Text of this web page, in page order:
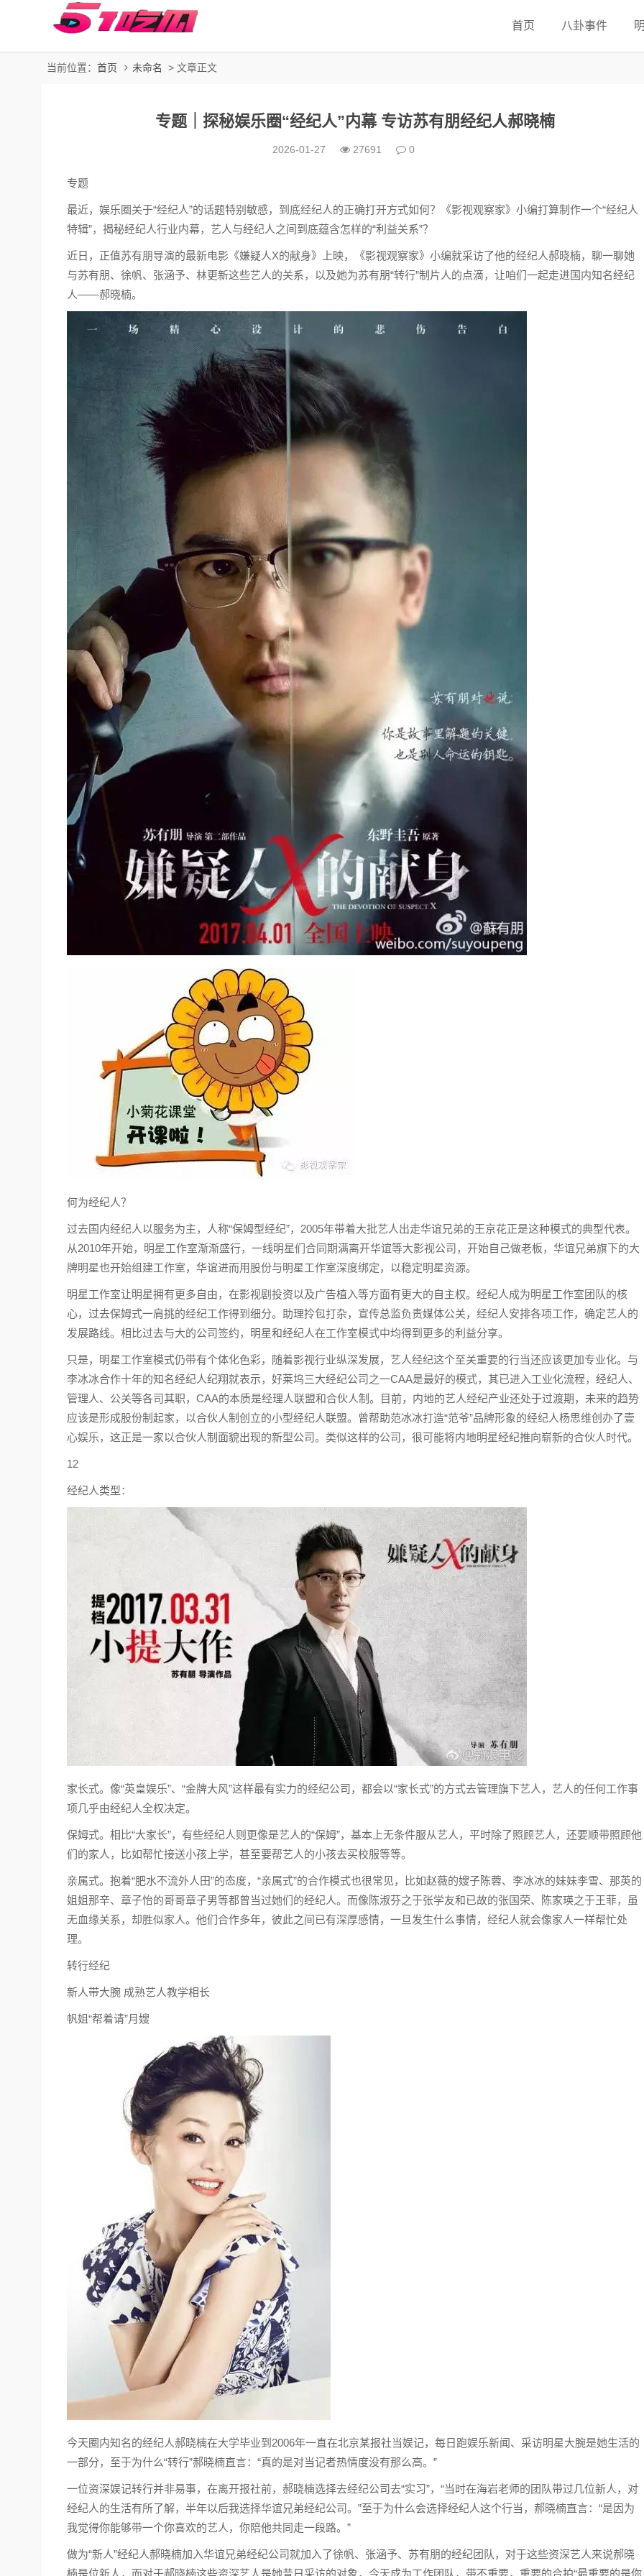
首页 八卦事件
当前位置： 首页 未命名 > 文章正文
专题｜探秘娱乐圈“经纪人”内幕 专访苏有朋经纪人郝晓楠
2026-01-27 27691 0
专题
最近，娱乐圈关于“经纪人”的话题特别敏感，到底经纪人的正确打开方式如何？《影视观察家》小编打算制作一个“经纪人
特辑”，揭秘经纪人行业内幕，艺人与经纪人之间到底蕴含怎样的“利益关系”？
近日，正值苏有朋导演的最新电影《嫌疑人X的献身》上映，《影视观察家》小编就采访了他的经纪人郝晓楠，聊一聊她
与苏有朋、徐帆、张涵予、林更新这些艺人的关系，以及她为苏有朋“转行”制片人的点滴，让咱们一起走进国内知名经纪
人——郝晓楠。
何为经纪人？
过去国内经纪人以服务为主，人称“保姆型经纪”，2005年带着大批艺人出走华谊兄弟的王京花正是这种模式的典型代表。
从2010年开始，明星工作室渐渐盛行，一线明星们合同期满离开华谊等大影视公司，开始自己做老板，华谊兄弟旗下的大
牌明星也开始组建工作室，华谊进而用股份与明星工作室深度绑定，以稳定明星资源。
明星工作室让明星拥有更多自由，在影视剧投资以及广告植入等方面有更大的自主权。经纪人成为明星工作室团队的核
心，过去保姆式一肩挑的经纪工作得到细分。助理拎包打杂，宣传总监负责媒体公关，经纪人安排各项工作，确定艺人的
发展路线。相比过去与大的公司签约，明星和经纪人在工作室模式中均得到更多的利益分享。
只是，明星工作室模式仍带有个体化色彩，随着影视行业纵深发展，艺人经纪这个至关重要的行当还应该更加专业化。与
李冰冰合作十年的知名经纪人纪翔就表示，好莱坞三大经纪公司之一CAA是最好的模式，其已进入工业化流程，经纪人、
管理人、公关等各司其职，CAA的本质是经理人联盟和合伙人制。目前，内地的艺人经纪产业还处于过渡期，未来的趋势
应该是形成股份制起家，以合伙人制创立的小型经纪人联盟。曾帮助范冰冰打造“范爷”品牌形象的经纪人杨思维创办了壹
心娱乐，这正是一家以合伙人制面貌出现的新型公司。类似这样的公司，很可能将内地明星经纪推向崭新的合伙人时代。
12
经纪人类型：
家长式。像“英皇娱乐”、“金牌大风”这样最有实力的经纪公司，都会以“家长式”的方式去管理旗下艺人，艺人的任何工作事
项几乎由经纪人全权决定。
保姆式。相比“大家长”，有些经纪人则更像是艺人的“保姆”，基本上无条件服从艺人，平时除了照顾艺人，还要顺带照顾他
们的家人，比如帮忙接送小孩上学，甚至要帮艺人的小孩去买校服等等。
亲属式。抱着“肥水不流外人田”的态度，“亲属式”的合作模式也很常见，比如赵薇的嫂子陈蓉、李冰冰的妹妹李雪、那英的
姐姐那辛、章子怡的哥哥章子男等都曾当过她们的经纪人。而像陈淑芬之于张学友和已故的张国荣、陈家瑛之于王菲，虽
无血缘关系，却胜似家人。他们合作多年，彼此之间已有深厚感情，一旦发生什么事情，经纪人就会像家人一样帮忙处
理。
转行经纪
新人带大腕 成熟艺人教学相长
帆姐“帮着请”月嫂
今天圈内知名的经纪人郝晓楠在大学毕业到2006年一直在北京某报社当娱记，每日跑娱乐新闻、采访明星大腕是她生活的
一部分，至于为什么“转行”郝晓楠直言：“真的是对当记者热情度没有那么高。”
一位资深娱记转行并非易事，在离开报社前，郝晓楠选择去经纪公司去“实习”，“当时在海岩老师的团队带过几位新人，对
经纪人的生活有所了解，半年以后我选择华谊兄弟经纪公司。”至于为什么会选择经纪人这个行当，郝晓楠直言：“是因为
我觉得你能够带一个你喜欢的艺人，你陪他共同走一段路。”
做为“新人”经纪人郝晓楠加入华谊兄弟经纪公司就加入了徐帆、张涵予、苏有朋的经纪团队，对于这些资深艺人来说郝晓
楠是位新人，而对于郝晓楠这些资深艺人是她昔日采访的对象，今天成为工作团队，带不重要，重要的合拍“最重要的是你